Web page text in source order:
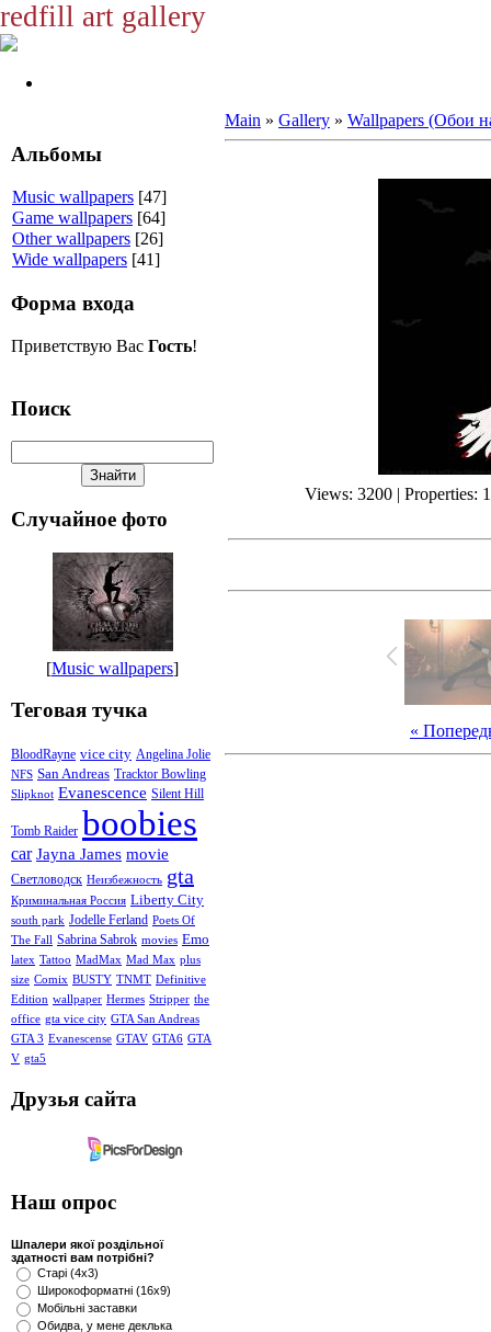
redfill art gallery
Альбомы
Music wallpapers [47]
Game wallpapers [64]
Other wallpapers [26]
Wide wallpapers [41]
Форма входа
Приветствую Вас Гость!
Поиск
Случайное фото
[Music wallpapers]
Теговая тучка
BloodRayne vice city Angelina Jolie
NFS San Andreas Tracktor Bowling
Slipknot Evanescence Silent Hill
Tomb Raider boobies
car Jayna James movie
Светловодск Неизбежность gta
Криминальная Россия Liberty City
south park Jodelle Ferland Poets Of
The Fall Sabrina Sabrok movies Emo
latex Tattoo MadMax Mad Max plus
size Comix BUSTY TNMT Definitive
Edition wallpaper Hermes Stripper the
office gta vice city GTA San Andreas
GTA 3 Evanescense GTAV GTA6 GTA
V gta5
Друзья сайта
Наш опрос
Шпалери якої роздільної
здатності вам потрібні?
Старі (4x3)
Широкоформатні (16x9)
Мобільні заставки
Обидва, у мене деклька
Main » Gallery » Wallpapers (Обои
Views: 3200 | Properties:
«